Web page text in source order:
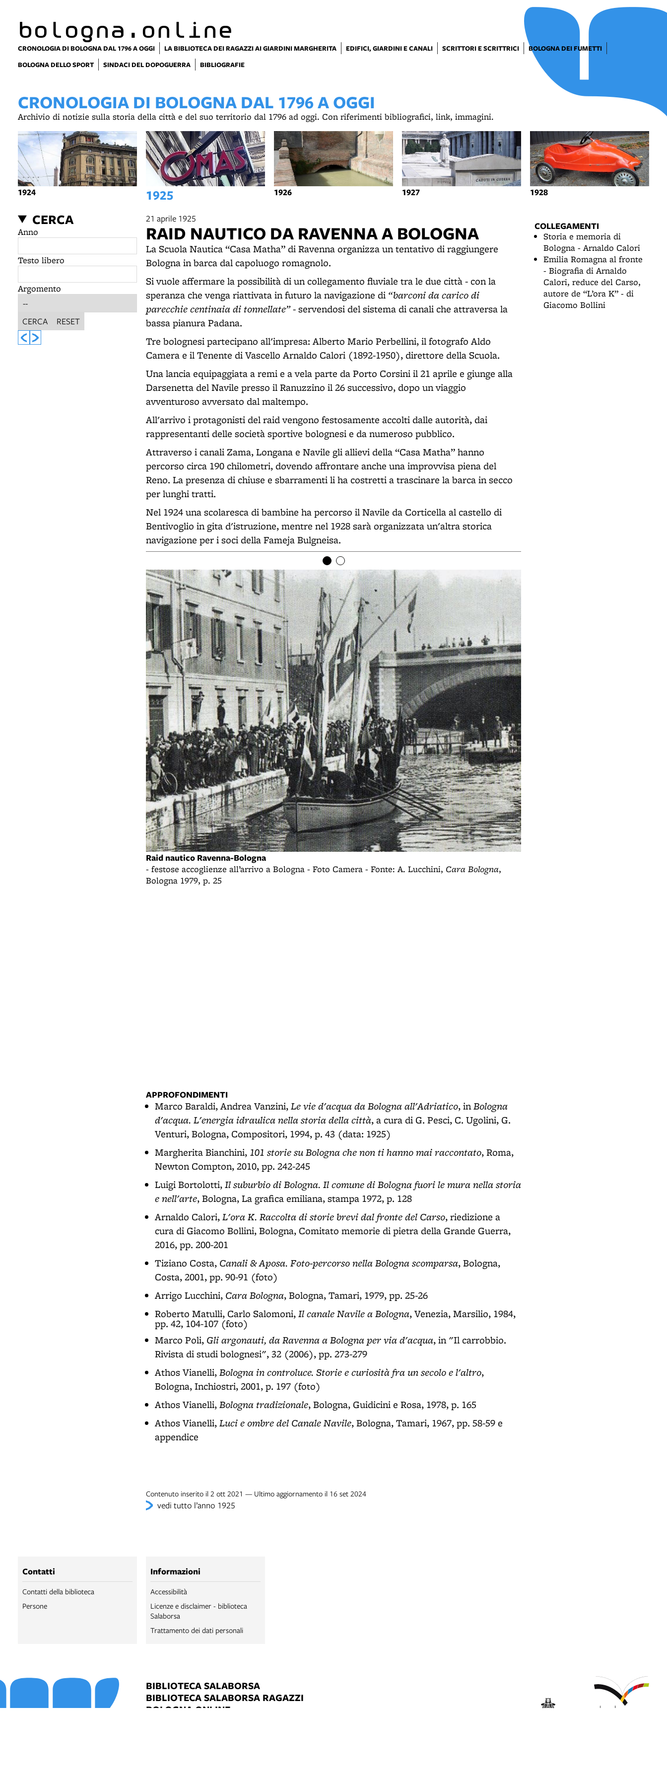
bologna.online
CRONOLOGIA DI BOLOGNA DAL 1796 A OGGI LA BIBLIOTECA DEI RAGAZZI AI GIARDINI MARGHERITA EDIFICI, GIARDINI E CANALI SCRITTORI E SCRITTRICI
BOLOGNA DEI FUMETTI
BOLOGNA DELLO SPORT
SINDACI DEL DOPOGUERRA BIBLIOGRAFIE
CRONOLOGIA DI BOLOGNA DAL 1796 A OGGI
Archivio di notizie sulla storia della città e del suo territorio dal 1796 ad oggi. Con riferimenti bibliografici, link, immagini.
1924 1925 1926 1927 1928
CERCA
Anno
Testo libero
Argomento
CERCA RESET
21 aprile 1925
RAID NAUTICO DA RAVENNA A BOLOGNA
La Scuola Nautica “Casa Matha” di Ravenna organizza un tentativo di raggiungere
Bologna in barca dal capoluogo romagnolo.
Si vuole affermare la possibilità di un collegamento fluviale tra le due città - con la
speranza che venga riattivata in futuro la navigazione di “barconi da carico di
parecchie centinaia di tonnellate”- servendosi del sistema di canali che attraversa la
bassa pianura Padana.
Tre bolognesi partecipano all'impresa: Alberto Mario Perbellini, il fotografo Aldo
Camera e il Tenente di Vascello Arnaldo Calori (1892-1950), direttore della Scuola.
Una lancia equipaggiata a remi e a vela parte da Porto Corsini il 21 aprile e giunge alla
Darsenetta del Navile presso il Ranuzzino il 26 successivo, dopo un viaggio
avventuroso avversato dal maltempo.
All'arrivo i protagonisti del raid vengono festosamente accolti dalle autorità, dai
rappresentanti delle società sportive bolognesi e da numeroso pubblico.
Attraverso i canali Zama, Longana e Navile gli allievi della “Casa Matha” hanno
percorso circa 190 chilometri, dovendo affrontare anche una improvvisa piena del
Reno. La presenza di chiuse e sbarramenti li ha costretti a trascinare la barca in secco
per lunghi tratti.
Nel 1924 una scolaresca di bambine ha percorso il Navile da Corticella al castello di
Bentivoglio in gita d'istruzione, mentre nel 1928 sarà organizzata un'altra storica
navigazione per i soci della Fameja Bulgneisa.
Raid nautico Ravenna-Bologna
- festose accoglienze all’arrivo a Bologna - Foto Camera - Fonte: A. Lucchini, Cara Bologna,
Bologna 1979, p. 25
APPROFONDIMENTI
Marco Baraldi, Andrea Vanzini,Le vie d'acqua da Bologna all'Adriatico, inBologna
d'acqua. L'energia idraulica nella storia della città, a cura di G. Pesci, C. Ugolini, G.
Venturi, Bologna, Compositori, 1994, p. 43 (data: 1925)
Margherita Bianchini, 101 storie su Bologna che non ti hanno mai raccontato, Roma,
Newton Compton, 2010, pp. 242-245
Luigi Bortolotti,Il suburbio di Bologna. Il comune di Bologna fuori le mura nella storia
e nell'arte, Bologna, La grafica emiliana, stampa 1972, p. 128
Arnaldo Calori,L'ora K. Raccolta di storie brevi dal fronte del Carso, riedizione a
cura di Giacomo Bollini, Bologna, Comitato memorie di pietra della Grande Guerra,
2016, pp. 200-201
Tiziano Costa, Canali & Aposa. Foto-percorso nella Bologna scomparsa, Bologna,
Costa, 2001, pp. 90-91 (foto)
Arrigo Lucchini, Cara Bologna, Bologna, Tamari, 1979, pp. 25-26
Roberto Matulli, Carlo Salomoni,Il canale Navile a Bologna, Venezia, Marsilio, 1984,
pp. 42, 104-107 (foto)
Marco Poli, Gli argonauti, da Ravenna a Bologna per via d'acqua, in "Il carrobbio.
Rivista di studi bolognesi", 32 (2006), pp. 273-279
Athos Vianelli,Bologna in controluce. Storie e curiosità fra un secolo e l'altro,
Bologna, Inchiostri, 2001, p. 197 (foto)
Athos Vianelli,Bologna tradizionale, Bologna, Guidicini e Rosa, 1978, p. 165
Athos Vianelli,Luci e ombre del Canale Navile, Bologna, Tamari, 1967, pp. 58-59 e
appendice
Contenuto inserito il 2 ott 2021 — Ultimo aggiornamento il 16 set 2024
vedi tutto l’anno 1925
COLLEGAMENTI
Storia e memoria di
Bologna - Arnaldo Calori
Emilia Romagna al fronte
- Biografia di Arnaldo
Calori, reduce del Carso,
autore de “L’ora K” - di
Giacomo Bollini
Contatti
Contatti della biblioteca
Persone
Informazioni
Accessibilità
Licenze e disclaimer - biblioteca
Salaborsa
Trattamento dei dati personali
BIBLIOTECA SALABORSA
BIBLIOTECA SALABORSA RAGAZZI
BOLOGNA ONLINE